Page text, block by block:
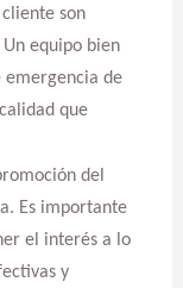
son
equipo bien
emergencia de
que
del
Es importante
el interés a lo
y